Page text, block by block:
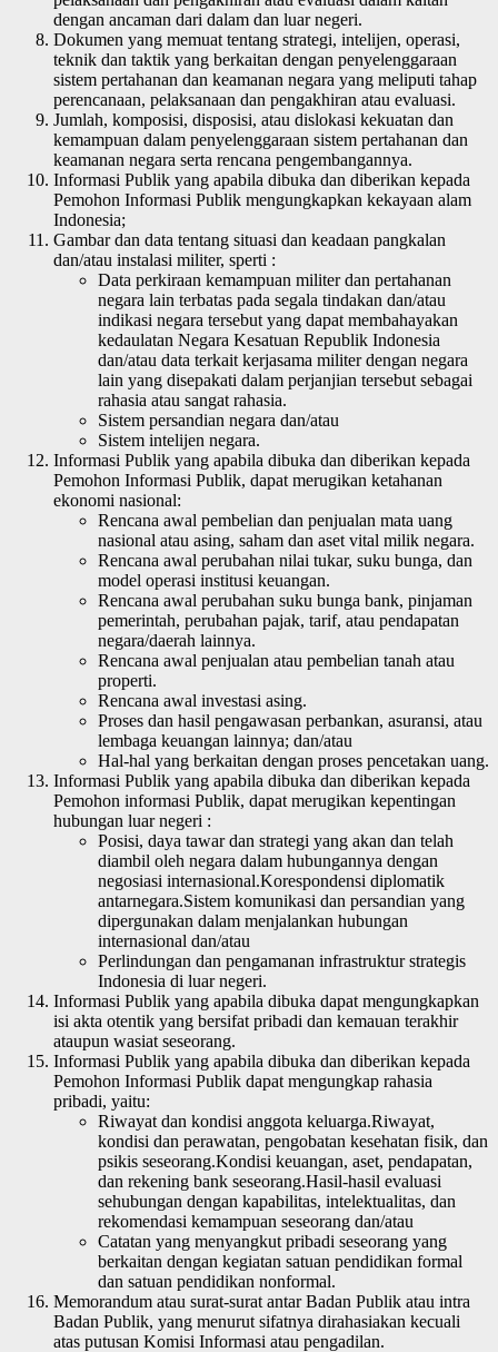
dengan ancaman dari dalam dan luar negeri.
Dokumen yang memuat tentang strategi, intelijen, operasi,
teknik dan taktik yang berkaitan dengan penyelenggaraan
sistem pertahanan dan keamanan negara yang meliputi tahap
perencanaan, pelaksanaan dan pengakhiran atau evaluasi.
Jumlah, komposisi, disposisi, atau dislokasi kekuatan dan
kemampuan dalam penyelenggaraan sistem pertahanan dan
keamanan negara serta rencana pengembangannya.
Informasi Publik yang apabila dibuka dan diberikan kepada
Pemohon Informasi Publik mengungkapkan kekayaan alam
Indonesia;
Gambar dan data tentang situasi dan keadaan pangkalan
dan/atau instalasi militer, sperti :
Data perkiraan kemampuan militer dan pertahanan
negara lain terbatas pada segala tindakan dan/atau
indikasi negara tersebut yang dapat membahayakan
kedaulatan Negara Kesatuan Republik Indonesia
dan/atau data terkait kerjasama militer dengan negara
lain yang disepakati dalam perjanjian tersebut sebagai
rahasia atau sangat rahasia.
Sistem persandian negara dan/atau
Sistem intelijen negara.
Informasi Publik yang apabila dibuka dan diberikan kepada
Pemohon Informasi Publik, dapat merugikan ketahanan
ekonomi nasional:
Rencana awal pembelian dan penjualan mata uang
nasional atau asing, saham dan aset vital milik negara.
Rencana awal perubahan nilai tukar, suku bunga, dan
model operasi institusi keuangan.
Rencana awal perubahan suku bunga bank, pinjaman
pemerintah, perubahan pajak, tarif, atau pendapatan
negara/daerah lainnya.
Rencana awal penjualan atau pembelian tanah atau
properti.
Rencana awal investasi asing.
Proses dan hasil pengawasan perbankan, asuransi, atau
lembaga keuangan lainnya; dan/atau
Hal-hal yang berkaitan dengan proses pencetakan uang.
Informasi Publik yang apabila dibuka dan diberikan kepada
Pemohon informasi Publik, dapat merugikan kepentingan
hubungan luar negeri :
Posisi, daya tawar dan strategi yang akan dan telah
diambil oleh negara dalam hubungannya dengan
negosiasi internasional.Korespondensi diplomatik
antarnegara.Sistem komunikasi dan persandian yang
dipergunakan dalam menjalankan hubungan
internasional dan/atau
Perlindungan dan pengamanan infrastruktur strategis
Indonesia di luar negeri.
Informasi Publik yang apabila dibuka dapat mengungkapkan
isi akta otentik yang bersifat pribadi dan kemauan terakhir
ataupun wasiat seseorang.
Informasi Publik yang apabila dibuka dan diberikan kepada
Pemohon Informasi Publik dapat mengungkap rahasia
pribadi, yaitu:
Riwayat dan kondisi anggota keluarga.Riwayat,
kondisi dan perawatan, pengobatan kesehatan fisik, dan
psikis seseorang.Kondisi keuangan, aset, pendapatan,
dan rekening bank seseorang.Hasil-hasil evaluasi
sehubungan dengan kapabilitas, intelektualitas, dan
rekomendasi kemampuan seseorang dan/atau
Catatan yang menyangkut pribadi seseorang yang
berkaitan dengan kegiatan satuan pendidikan formal
dan satuan pendidikan nonformal.
Memorandum atau surat-surat antar Badan Publik atau intra
Badan Publik, yang menurut sifatnya dirahasiakan kecuali
atas putusan Komisi Informasi atau pengadilan.